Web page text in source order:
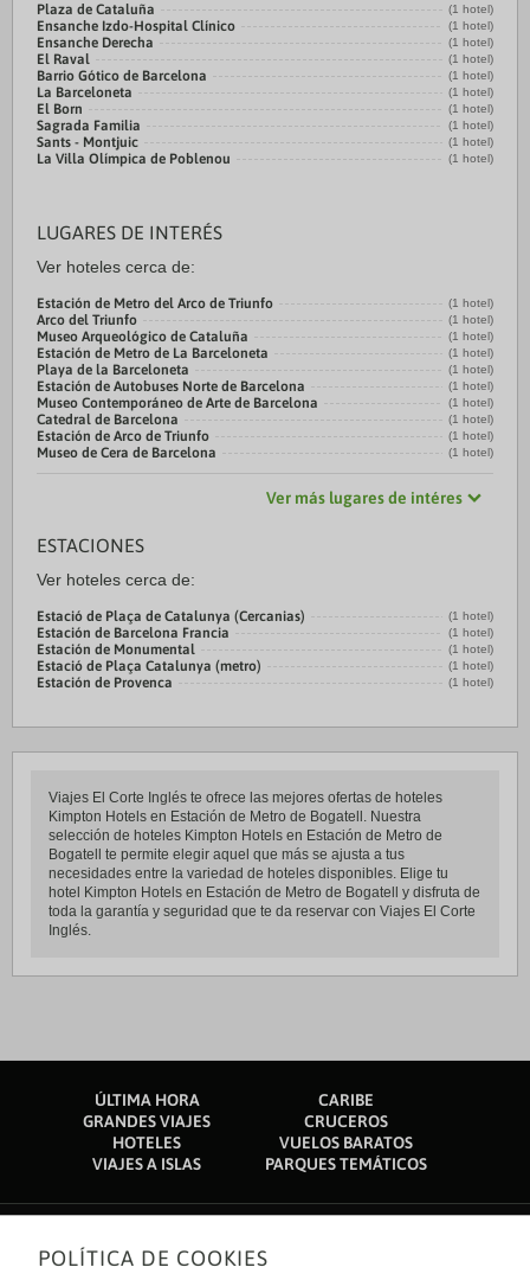
Plaza de Cataluña (1 hotel)
Ensanche Izdo-Hospital Clínico (1 hotel)
Ensanche Derecha (1 hotel)
El Raval (1 hotel)
Barrio Gótico de Barcelona (1 hotel)
La Barceloneta (1 hotel)
El Born (1 hotel)
Sagrada Familia (1 hotel)
Sants - Montjuic (1 hotel)
La Villa Olímpica de Poblenou (1 hotel)
LUGARES DE INTERÉS
Ver hoteles cerca de:
Estación de Metro del Arco de Triunfo (1 hotel)
Arco del Triunfo (1 hotel)
Museo Arqueológico de Cataluña (1 hotel)
Estación de Metro de La Barceloneta (1 hotel)
Playa de la Barceloneta (1 hotel)
Estación de Autobuses Norte de Barcelona (1 hotel)
Museo Contemporáneo de Arte de Barcelona (1 hotel)
Catedral de Barcelona (1 hotel)
Estación de Arco de Triunfo (1 hotel)
Museo de Cera de Barcelona (1 hotel)
Ver más lugares de intéres
ESTACIONES
Ver hoteles cerca de:
Estació de Plaça de Catalunya (Cercanias) (1 hotel)
Estación de Barcelona Francia (1 hotel)
Estación de Monumental (1 hotel)
Estació de Plaça Catalunya (metro) (1 hotel)
Estación de Provenca (1 hotel)
Viajes El Corte Inglés te ofrece las mejores ofertas de hoteles
Kimpton Hotels en Estación de Metro de Bogatell. Nuestra
selección de hoteles Kimpton Hotels en Estación de Metro de
Bogatell te permite elegir aquel que más se ajusta a tus
necesidades entre la variedad de hoteles disponibles. Elige tu
hotel Kimpton Hotels en Estación de Metro de Bogatell y disfruta de
toda la garantía y seguridad que te da reservar con Viajes El Corte
Inglés.
ÚLTIMA HORA
CARIBE
GRANDES VIAJES
CRUCEROS
HOTELES
VUELOS BARATOS
VIAJES A ISLAS
PARQUES TEMÁTICOS
Sobre nosotros
POLÍTICA DE COOKIES